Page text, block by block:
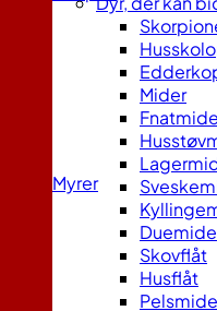
Myrer
Mider
Fnatmide
Duemide
Skovflåt
Husflåt